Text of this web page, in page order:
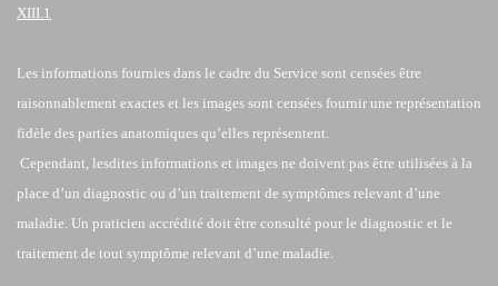
XIII.1
Les informations fournies dans le cadre du Service sont censées être
raisonnablement exactes et les images sont censées fournir une représentation
fidèle des parties anatomiques qu’elles représentent.
Cependant, lesdites informations et images ne doivent pas être utilisées à la
place d’un diagnostic ou d’un traitement de symptômes relevant d’une
maladie. Un praticien accrédité doit être consulté pour le diagnostic et le
traitement de tout symptôme relevant d’une maladie.